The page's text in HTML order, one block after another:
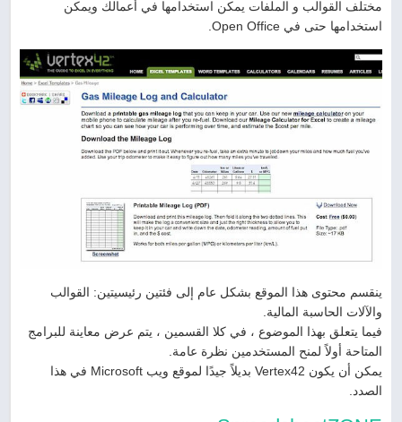
مختلف القوالب و الملفات يمكن استخدامها في أعمالك ويمكن
استخدامها حتى في Open Office.
ينقسم محتوى هذا الموقع بشكل عام إلى فئتين رئيسيتين: القوالب
والآلات الحاسبة المالية.
فيما يتعلق بهذا الموضوع ، في كلا القسمين ، يتم عرض معاينة للبرامج
المتاحة أولاً لمنح المستخدمين نظرة عامة.
يمكن أن يكون Vertex42 بديلاً جيدًا لموقع ويب Microsoft في هذا
الصدد.